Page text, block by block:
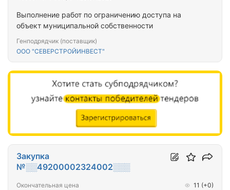
Выполнение работ по ограничению доступа на
объект муниципальной собственности
Генподрядчик (поставщик)
ООО "СЕВЕРСТРОЙИНВЕСТ"
Закупка
№░░49200002324002░░░
Окончательная цена 11 (+0)